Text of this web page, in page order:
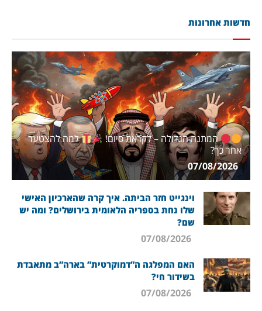
חדשות אחרונות
המתנה הגדולה – לקראת סיום!
למה להצטער
אחר כך?
07/08/2026
וינגייט חזר הביתה. איך קרה שהארכיון האישי
שלו נחת בספריה הלאומית בירושלים? ומה יש
שם?
האם המפלגה ה”דמוקרטית” בארה”ב מתאבדת
בשידור חי?